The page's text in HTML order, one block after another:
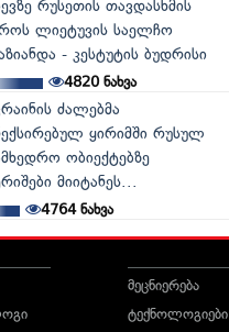
რუსეთის თავდასხმის
ლიეტუვის საელჩო
- კესტუტის ბუდრისი
4820ნახვა
ძალებმა
ყირიმში რუსულ
ობიექტებზე
მიიტანეს...
4764ნახვა
მეცნიერება
ტექნოლოგიები